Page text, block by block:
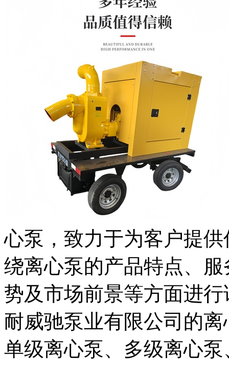
心泵，致力于为客户提
绕离心泵的产品特点、
势及市场前景等方面进
耐威驰泵业有限公司的
单级离心泵、多级离心